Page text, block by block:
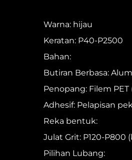
Warna: hijau
Keratan: P40-P2500
Bahan:
Butiran Berbasa:
Penopang: Filem
Adhesif: Pelapisan
Reka bentuk:
Julat Grit: P120-P800
Pilihan Lubang: